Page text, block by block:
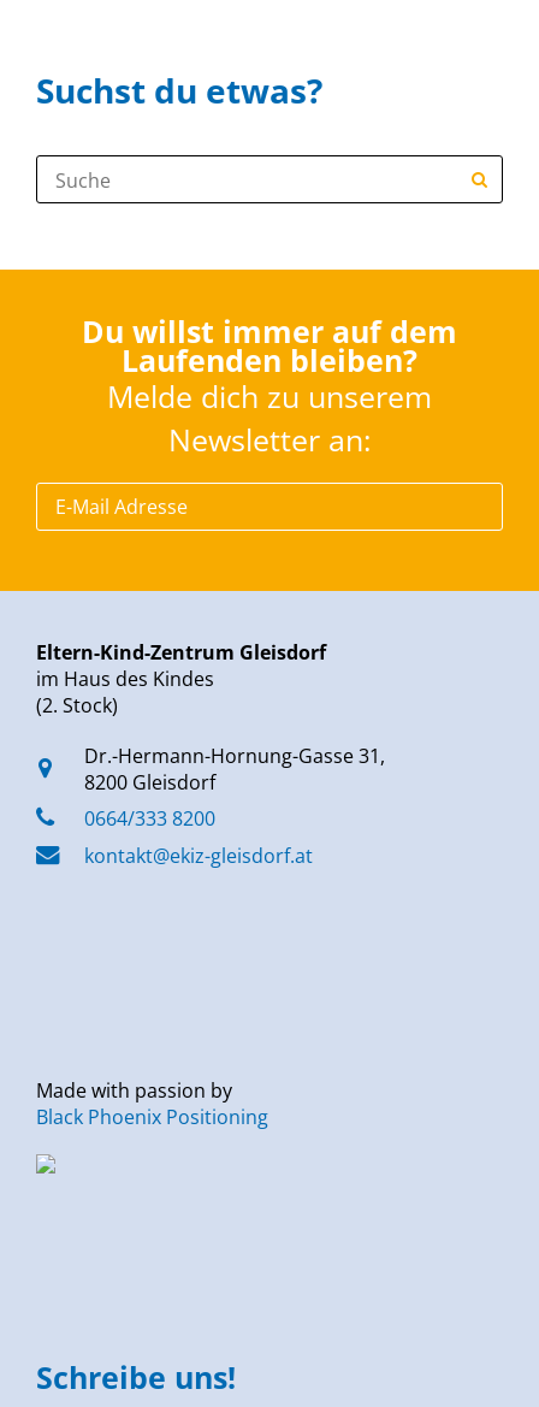
Suchst du etwas?
Suche:
Du willst immer auf dem
Laufenden bleiben?
Melde dich zu unserem
Newsletter an:
Eltern-Kind-Zentrum Gleisdorf
im Haus des Kindes
(2. Stock)
Dr.-Hermann-Hornung-Gasse 31,
8200 Gleisdorf
0664/333 8200
kontakt@ekiz-gleisdorf.at
Made with passion by
Black Phoenix Positioning
Schreibe uns!